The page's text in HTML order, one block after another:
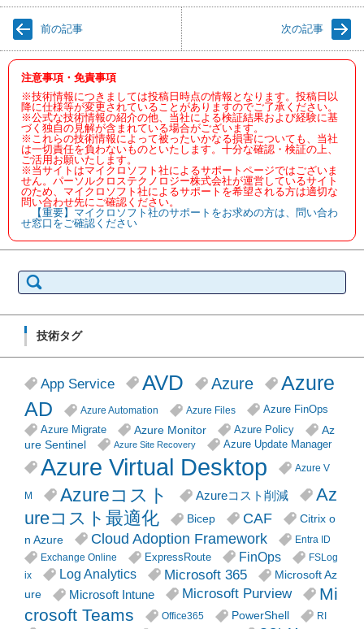
前の記事 次の記事
注意事項・免責事項
※技術情報につきましては投稿日時点の情報となります。投稿日以
降に仕様等が変更されていることがありますのでご了承ください。
※公式な技術情報の紹介の他、当社による検証結果および経験に基
づく独自の見解が含まれている場合がございます。
※これらの技術情報によって被ったいかなる損害についても、当社
は一切責任を負わないものといたします。十分な確認・検証の上、
ご活用お願いたします。
※当サイトはマイクロソフト社によるサポートページではございま
せん。パーソルクロステクノロジー株式会社が運営しているサイト
のため、マイクロソフト社によるサポートを希望される方は適切な
問い合わせ先にご確認ください。
【重要】マイクロソフト社のサポートをお求めの方は、問い合わ
せ窓口をご確認ください
索:
技術タグ
App Service AVD Azure
Azure
AD
Azure Automation Azure Files
Azure FinOps
Azure Migrate
Azure Monitor Azure Policy
Az
ure Sentinel
Azure Site Recovery Azure Update Manager
Azure Virtual Desktop Azure V
M Azureコスト Azureコスト削減
Az
ureコスト最適化
Bicep CAF
Citrix o
n Azure
Cloud Adoption Framework
Entra ID
Exchange Online
ExpressRoute FinOps
FSLog
ix
Log Analytics Microsoft 365
Microsoft Az
ure
Microsoft Intune Microsoft Purview
Mi
crosoft Teams
Office365 PowerShell RI